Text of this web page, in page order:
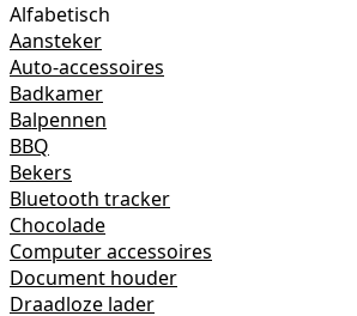
Alfabetisch
Aansteker
Auto-accessoires
Badkamer
Balpennen
BBQ
Bekers
Bluetooth tracker
Chocolade
Computer accessoires
Document houder
Draadloze lader